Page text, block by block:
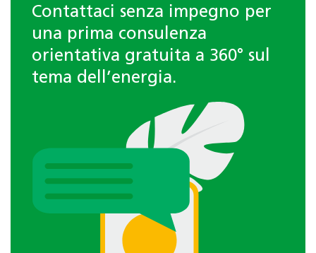
Contattaci senza impegno per
una prima consulenza
orientativa gratuita a 360° sul
tema dell’energia.